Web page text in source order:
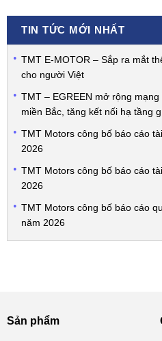
TIN TỨC MỚI NHẤT
TMT E-MOTOR – Sắp ra mắt
cho người Việt
TMT – EGREEN mở rộng
miền Bắc, tăng kết nối hạ tầng
TMT Motors công bố báo cáo
2026
TMT Motors công bố báo cáo
2026
TMT Motors công bố báo cáo
năm 2026
Sản phẩm